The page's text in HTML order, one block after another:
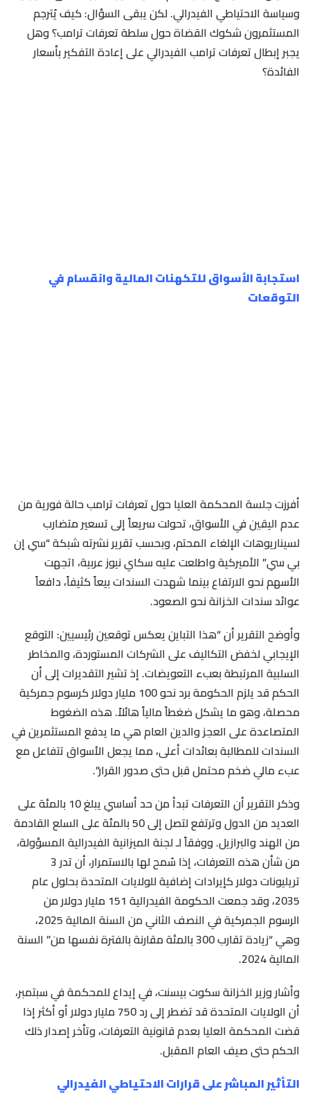
وسياسة الاحتياطي الفيدرالي. لكن يبقى السؤال: كيف يُترجم
المستثمرون شكوك القضاة حول سلطة تعرفات ترامب؟ وهل
يجبر إبطال تعرفات ترامب الفيدرالي على إعادة التفكير بأسعار
الفائدة؟
استجابة الأسواق للتكهنات المالية وانقسام في
التوقعات
أفرزت جلسة المحكمة العليا حول تعرفات ترامب حالة فورية من
عدم اليقين في الأسواق، تحولت سريعاً إلى تسعير متضارب
لسيناريوهات الإلغاء المحتم، وبحسب تقرير نشرته شبكة “سي إن
بي سي” الأميركية واطلعت عليه سكاي نيوز عربية، اتجهت
الأسهم نحو الارتفاع بينما شهدت السندات بيعاً كثيفاً، دافعاً
عوائد سندات الخزانة نحو الصعود.
وأوضح التقرير أن “هذا التباين يعكس توقعين رئيسيين: التوقع
الإيجابي لخفض التكاليف على الشركات المستوردة، والمخاطر
السلبية المرتبطة بعبء التعويضات. إذ تشير التقديرات إلى أن
الحكم قد يلزم الحكومة برد نحو 100 مليار دولار كرسوم جمركية
محصلة، وهو ما يشكل ضغطاً مالياً هائلاً. هذه الضغوط
المتصاعدة على العجز والدين العام هي ما يدفع المستثمرين في
السندات للمطالبة بعائدات أعلى، مما يجعل الأسواق تتفاعل مع
عبء مالي ضخم محتمل قبل حتى صدور القرار”.
وذكر التقرير أن التعرفات تبدأ من حد أساسي يبلغ 10 بالمئة على
العديد من الدول وترتفع لتصل إلى 50 بالمئة على السلع القادمة
من الهند والبرازيل. ووفقاً لـ لجنة الميزانية الفيدرالية المسؤولة،
من شأن هذه التعرفات، إذا سُمح لها بالاستمرار، أن تدر 3
تريليونات دولار كإيرادات إضافية للولايات المتحدة بحلول عام
2035، وقد جمعت الحكومة الفيدرالية 151 مليار دولار من
الرسوم الجمركية في النصف الثاني من السنة المالية 2025،
وهي “زيادة تقارب 300 بالمئة مقارنة بالفترة نفسها من” السنة
المالية 2024.
وأشار وزير الخزانة سكوت بيسنت، في إيداع للمحكمة في سبتمبر،
أن الولايات المتحدة قد تضطر إلى رد 750 مليار دولار أو أكثر إذا
قضت المحكمة العليا بعدم قانونية التعرفات، وتأخر إصدار ذلك
الحكم حتى صيف العام المقبل.
التأثير المباشر على قرارات الاحتياطي الفيدرالي